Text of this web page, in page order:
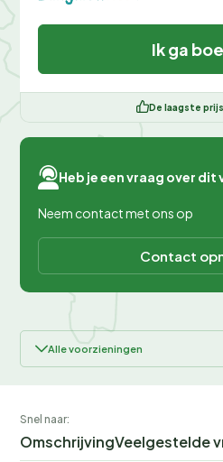
Ik ga
De laagste
Heb je een vraag over
Neem contact met ons op
Contact
Alle voorzieningen
Snel naar:
OmschrijvingVeelgestelde